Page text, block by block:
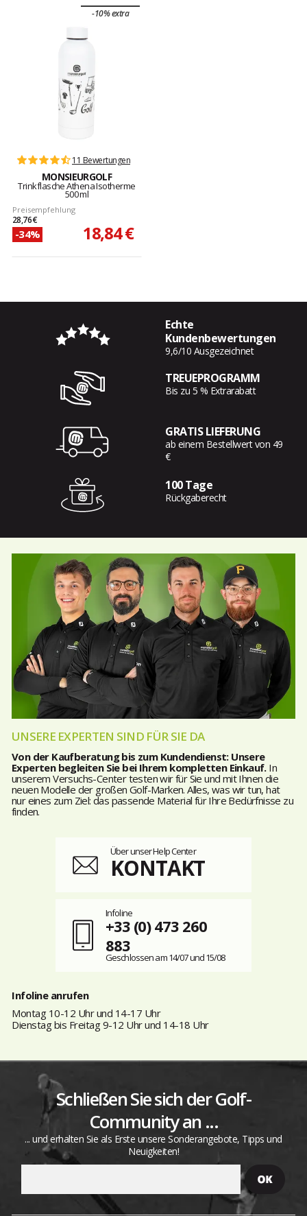
-10% extra
11 Bewertungen
MONSIEURGOLF
Trinkflasche Athena Isotherme
500 ml
Preisempfehlung
28,76 €
-34% 18,84 €
Echte
Kundenbewertungen
9,6/10 Ausgezeichnet
TREUEPROGRAMM
Bis zu 5 % Extrarabatt
GRATIS LIEFERUNG
ab einem Bestellwert von 49
€
100 Tage
Rückgaberecht
UNSERE EXPERTEN SIND FÜR SIE DA
Von der Kaufberatung bis zum Kundendienst: Unsere
Experten begleiten Sie bei Ihrem kompletten Einkauf.In
unserem Versuchs-Center testen wir für Sie und mit Ihnen die
neuen Modelle der großen Golf-Marken. Alles, was wir tun, hat
nur eines zum Ziel: das passende Material für Ihre Bedürfnisse zu
finden.
Über unser Help Center
KONTAKT
Infoline
+33 (0) 473 260
883
Geschlossen am 14/07 und 15/08
Infoline anrufen
Montag 10-12 Uhr und 14-17 Uhr
Dienstag bis Freitag 9-12 Uhr und 14-18 Uhr
Schließen Sie sich der Golf-
Community an ...
... und erhalten Sie als Erste unsere Sonderangebote, Tipps und
Neuigkeiten!